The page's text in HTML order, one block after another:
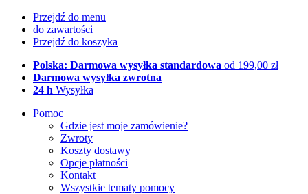
Przejdź do menu
do zawartości
Przejdź do koszyka
Polska: Darmowa wysyłka standardowa od 199,00 zł
Darmowa wysyłka zwrotna
24 h Wysyłka
Pomoc
Gdzie jest moje zamówienie?
Zwroty
Koszty dostawy
Opcje płatności
Kontakt
Wszystkie tematy pomocy